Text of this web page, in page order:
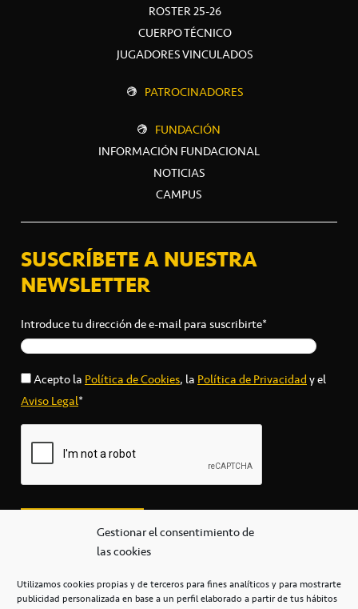
Gestionar el consentimiento de
las cookies
Utilizamos cookies propias y de terceros para fines analíticos y para mostrarte
publicidad personalizada en base a un perfil elaborado a partir de tus hábitos
ROSTER 25-26
CUERPO TÉCNICO
JUGADORES VINCULADOS
PATROCINADORES
FUNDACIÓN
INFORMACIÓN FUNDACIONAL
NOTICIAS
CAMPUS
SUSCRÍBETE A NUESTRA
NEWSLETTER
Introduce tu dirección de e-mail para suscribirte*
Acepto laPolítica de Cookies, laPolítica de Privacidady el
Aviso Legal*